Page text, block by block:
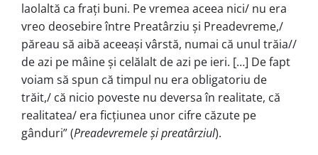
laolaltă ca frați buni. Pe vremea aceea nici/ nu era
vreo deosebire între Preatârziu și Preadevreme,/
păreau să aibă aceeași vârstă, numai că unul trăia//
de azi pe mâine și celălalt de azi pe ieri. […] De fapt
voiam să spun că timpul nu era obligatoriu de
trăit,/ că nicio poveste nu deversa în realitate, că
realitatea/ era ficțiunea unor cifre căzute pe
gânduri” (Preadevremeleși preatârziul).